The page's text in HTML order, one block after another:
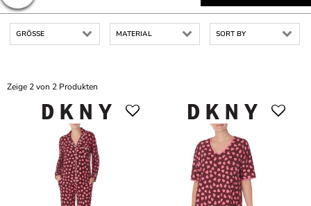
GRÖSSE MATERIAL SORT BY
Zeige 2 von 2 Produkten